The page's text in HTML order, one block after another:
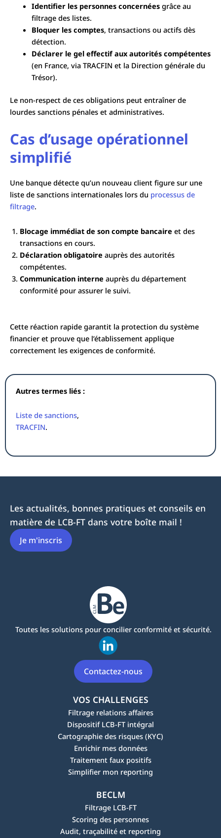
Identifier les personnes concernéesgrâce au
filtrage des listes.
Bloquer les comptes, transactions ou actifs dès
détection.
Déclarer le gel effectif aux autorités compétentes
(en France, via TRACFIN et la Direction générale du
Trésor).
Le non-respect de ces obligations peut entraîner de
lourdes sanctions pénales et administratives.
Cas d’usage opérationnel
simplifié
Une banque détecte qu’un nouveau client figure sur une
liste de sanctions internationales lors du processus de
filtrage.
Blocage immédiat de son compte bancaire et des
transactions en cours.
Déclaration obligatoire auprès des autorités
compétentes.
Communication interne auprès du département
conformité pour assurer le suivi.
Cette réaction rapide garantit la protection du système
financier et prouve que l’établissement applique
correctement les exigences de conformité.
Autres termes liés :
Liste de sanctions,
TRACFIN.
Les actualités, bonnes pratiques et conseils en
matière de LCB-FT dans votre boîte mail !
Je m'inscris
Toutes les solutions pour concilier conformité et sécurité.
Contactez-nous
VOS CHALLENGES
Filtrage relations affaires
Dispositif LCB-FT intégral
Cartographie des risques (KYC)
Enrichir mes données
Traitement faux positifs
Simplifier mon reporting
BECLM
Filtrage LCB-FT
Scoring des personnes
Audit, traçabilité et reporting